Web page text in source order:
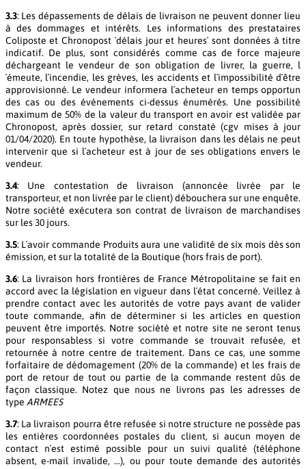
3.3: Les dépassements de délais de livraison ne peuvent donner lieu
à des dommages et intérêts. Les informations des prestataires
Coliposte et Chronopost ´délais jour et heures´ sont données à titre
indicatif. De plus, sont considérés comme cas de force majeure
déchargeant le vendeur de son obligation de livrer, la guerre, l
´émeute, l´incendie, les grèves, les accidents et l´impossibilité d´être
approvisionné. Le vendeur informera l´acheteur en temps opportun
des cas ou des événements ci-dessus énumérés. Une possibilité
maximum de 50% de la valeur du transport en avoir est validée par
Chronopost, après dossier, sur retard constaté (cgv mises à jour
01/04/2020). En toute hypothèse, la livraison dans les délais ne peut
intervenir que si l´acheteur est à jour de ses obligations envers le
vendeur.
3.4: Une contestation de livraison (annoncée livrée par le
transporteur, et non livrée par le client) débouchera sur une enquête.
Notre société exécutera son contrat de livraison de marchandises
sur les 30 jours.
3.5: L´avoir commande Produits aura une validité de six mois dès son
émission, et sur la totalité de la Boutique (hors frais de port).
3.6: La livraison hors frontières de France Métropolitaine se fait en
accord avec la législation en vigueur dans l´état concerné. Veillez à
prendre contact avec les autorités de votre pays avant de valider
toute commande, afin de déterminer si les articles en question
peuvent être importés. Notre société et notre site ne seront tenus
pour responsabless si votre commande se trouvait refusée, et
retournée à notre centre de traitement. Dans ce cas, une somme
forfaitaire de dédomagement (20% de la commande) et les frais de
port de retour de tout ou partie de la commande restent dûs de
façon classique. Notez que nous ne livrons pas les adresses de
type ARMEES
3.7: La livraison pourra être refusée si notre structure ne possède pas
les entières coordonnées postales du client, si aucun moyen de
contact n´est estimé possible pour un suivi qualité (téléphone
absent, e-mail invalide, ...), ou pour toute demande des autorités